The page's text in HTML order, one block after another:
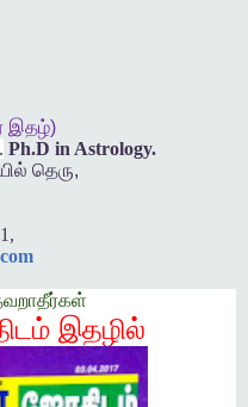
இதழ்)
Ph.D in Astrology.
தெரு,
இதழில்